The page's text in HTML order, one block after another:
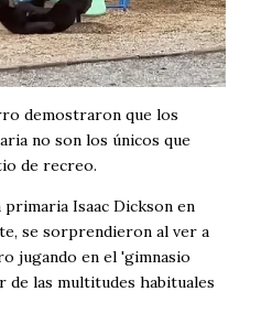
demostraron que los
no son los únicos que
de recreo.
Isaac Dickson en
se sorprendieron al ver a
jugando en el 'gimnasio
de las multitudes habituales